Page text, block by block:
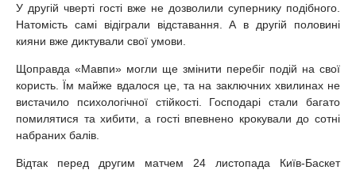
У другій чверті гості вже не дозволили супернику подібного.
Натомість самі відіграли відставання. А в другій половині
кияни вже диктували свої умови.
Щоправда «Мавпи» могли ще змінити перебіг подій на свої
користь. Їм майже вдалося це, та на заключних хвилинах не
вистачило психологічної стійкості. Господарі стали багато
помилятися та хибити, а гості впевнено крокували до сотні
набраних балів.
Відтак перед другим матчем 24 листопада Київ-Баскет